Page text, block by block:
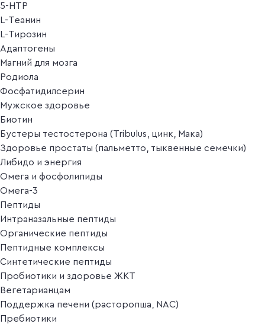
5-HTP
L-Теанин
L-Тирозин
Адаптогены
Магний для мозга
Родиола
Фосфатидилсерин
Мужское здоровье
Биотин
Бустеры тестостерона (Tribulus, цинк, Мака)
Здоровье простаты (пальметто, тыквенные семечки)
Либидо и энергия
Омега и фосфолипиды
Омега-3
Пептиды
Интраназальные пептиды
Органические пептиды
Пептидные комплексы
Синтетические пептиды
Пробиотики и здоровье ЖКТ
Вегетарианцам
Поддержка печени (расторопша, NAC)
Пребиотики